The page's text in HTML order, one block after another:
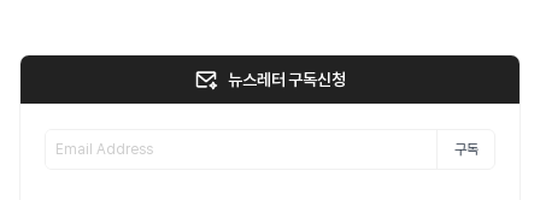
뉴스레터 구독신청
구독